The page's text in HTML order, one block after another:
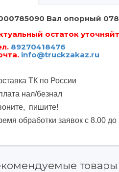
Вал опорный
остаток
89270418476
. info@truckzakaz.ru
ТК по России
нал/безнал
пишите!
обработки заявок с 8.00
товары